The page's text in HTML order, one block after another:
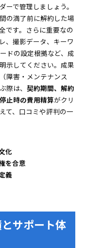
ーで管理しましょう。
の満了前に解約した場
です。さらに重要なの
、撮影データ、キーワ
ドの設定根拠など、成
示してください。成果
障害・メンテナンス
際は、 契約期間、解約
止時の費用精算がクリ
て、口コミや評判の一
化
を合意
義
サポート体